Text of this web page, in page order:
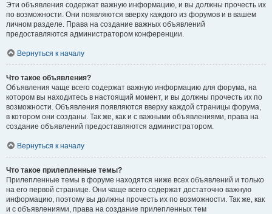
Эти объявления содержат важную информацию, и вы должны прочесть их
по возможности. Они появляются вверху каждого из форумов и в вашем
личном разделе. Права на создание важных объявлений
предоставляются администратором конференции.
Вернуться к началу
Что такое объявления?
Объявления чаще всего содержат важную информацию для форума, на
котором вы находитесь в настоящий момент, и вы должны прочесть их по
возможности. Объявления появляются вверху каждой страницы форума,
в котором они созданы. Так же, как и с важными объявлениями, права на
создание объявлений предоставляются администратором.
Вернуться к началу
Что такое прилепленные темы?
Прилепленные темы в форуме находятся ниже всех объявлений и только
на его первой странице. Они чаще всего содержат достаточно важную
информацию, поэтому вы должны прочесть их по возможности. Так же, как
и с объявлениями, права на создание прилепленных тем